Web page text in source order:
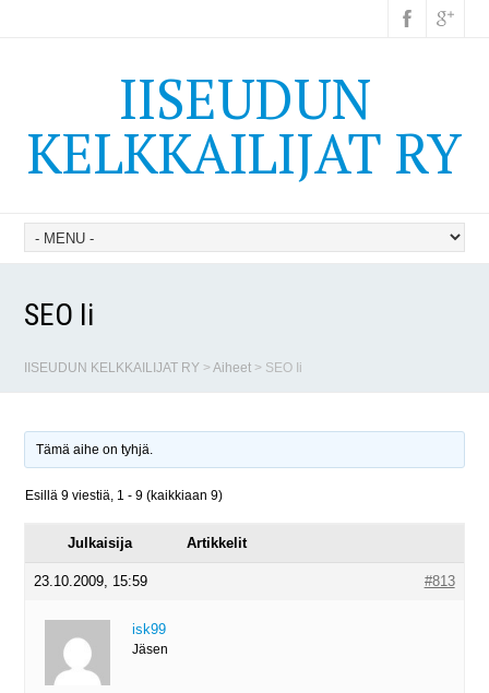
IISEUDUN
KELKKAILIJAT RY
SEO Ii
IISEUDUN KELKKAILIJAT RY >Aiheet > SEO Ii
Tämä aihe on tyhjä.
Esillä 9 viestiä, 1 - 9 (kaikkiaan 9)
Julkaisija Artikkelit
23.10.2009, 15:59 #813
isk99
Jäsen